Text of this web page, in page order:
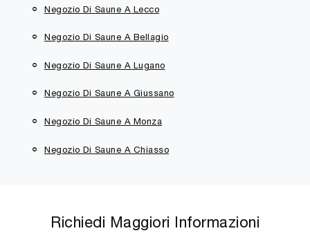
Negozio Di Saune A Lecco
Negozio Di Saune A Bellagio
Negozio Di Saune A Lugano
Negozio Di Saune A Giussano
Negozio Di Saune A Monza
Negozio Di Saune A Chiasso
Richiedi Maggiori Informazioni